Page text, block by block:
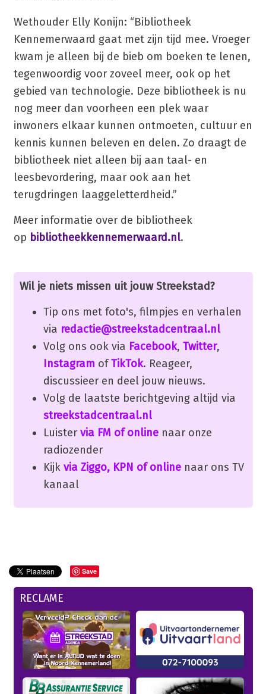
Wethouder Elly Konijn: “Bibliotheek
Kennemerwaard gaat met zijn tijd mee. Vroeger
kwam je alleen bij de bieb om boeken te lenen,
tegenwoordig voor zoveel meer, ook op het
gebied van technologie. Deze bibliotheek is nu
nog meer dan voorheen een plek waar
inwoners elkaar kunnen ontmoeten, cultuur en
kennis kunnen beleven en delen. Zo draagt de
bibliotheek niet alleen bij aan taal- en
leesbevordering, maar ook aan het
terugdringen laaggeletterdheid.”
Meer informatie over de bibliotheek
op bibliotheekkennemerwaard.nl.
Wil je niets missen uit jouw Streekstad?
Tip ons met foto's, filmpjes en verhalen
via redactie@streekstadcentraal.nl
Volg ons ook via Facebook, Twitter,
Instagram ofTikTok. Reageer,
discussieer en deel jouw nieuws.
Volg de laatste berichtgeving altijd via
streekstadcentraal.nl
Luister via FM of onlinenaar onze
radiozender
Kijk via Ziggo, KPN of onlinenaar ons TV
kanaal
Save
RECLAME